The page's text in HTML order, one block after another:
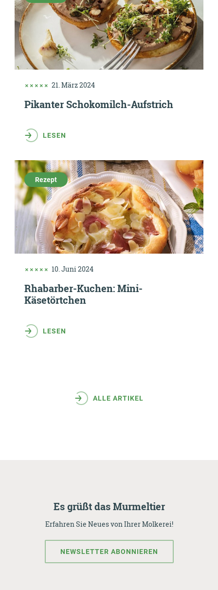
21. März 2024
Pikanter Schokomilch-Aufstrich
LESEN
Rezept
10. Juni 2024
Rhabarber-Kuchen: Mini-
Käsetörtchen
LESEN
ALLE ARTIKEL
Es grüßt das Murmeltier
Erfahren Sie Neues von Ihrer Molkerei!
NEWSLETTER ABONNIEREN